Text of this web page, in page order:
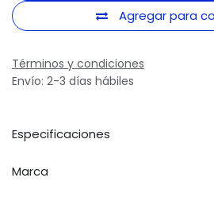
Agregar para
Términos y condiciones
Envío: 2-3 días hábiles
Especificaciones
Marca